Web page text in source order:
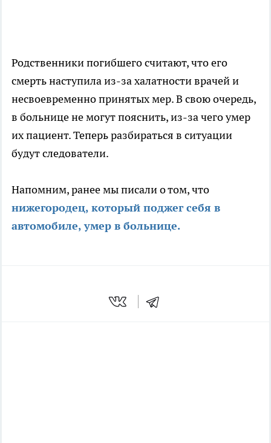
Родственники погибшего считают, что его
смерть наступила из-за халатности врачей и
несвоевременно принятых мер. В свою очередь,
в больнице не могут пояснить, из-за чего умер
их пациент. Теперь разбираться в ситуации
будут следователи.
Напомним, ранее мы писали о том, что
нижегородец, который поджег себя в
автомобиле, умер в больнице.